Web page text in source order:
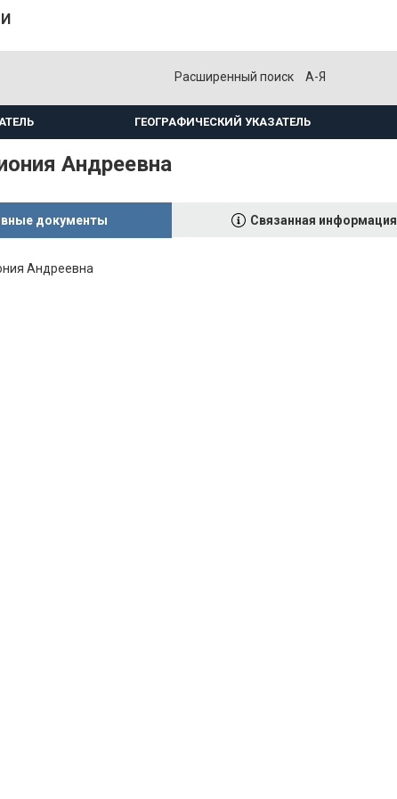
Расширенный поиск А-Я
ГЕОГРАФИЧЕСКИЙ УКАЗАТЕЛЬ
Андреевна
документы Связанная информация
Андреевна